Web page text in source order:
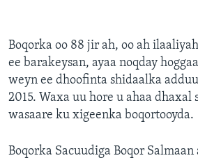
Boqorka oo 88 jir ah, oo ah
ee barakeysan, ayaa noqday
weyn ee dhoofinta shidaalka
2015. Waxa uu hore u ahaa dhaxal
wasaare ku xigeenka boqortooyda.
Boqorka Sacuudiga Boqor Salmaan